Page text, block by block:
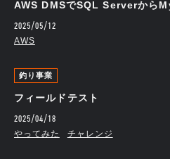
AWS DMSでSQL Serverから
2025/05/12
AWS
釣り事業
フィールドテスト
2025/04/18
やってみた チャレンジ